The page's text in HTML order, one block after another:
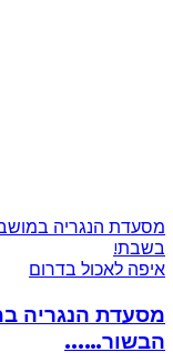
מסעדת הנגריה
בשבת!
איפה לאכול בדרום
מסעדת הנגריה
הבשור…...